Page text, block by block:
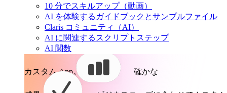
10 分でスキルアップ（動画）
AI を体験するガイドブックとサンプルファイル
Claris コミュニティ（AI）
AI に関連するスクリプトステップ
AI 関数
カスタム App。 確かな